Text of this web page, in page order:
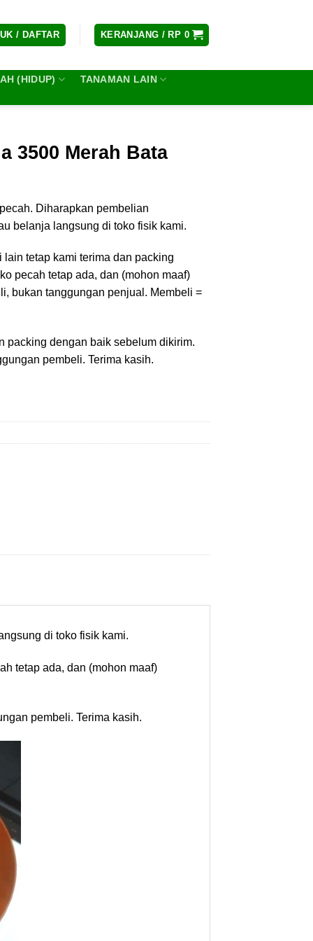
/ DAFTAR KERANJANG / RP 0
(HIDUP) TANAMAN LAIN
3500 Merah Bata
Diharapkan pembelian
belanja langsung di toko fisik kami.
tetap kami terima dan packing
pecah tetap ada, dan (mohon maaf)
bukan tanggungan penjual. Membeli =
packing dengan baik sebelum dikirim.
pembeli. Terima kasih.
di toko fisik kami.
tetap ada, dan (mohon maaf)
pembeli. Terima kasih.